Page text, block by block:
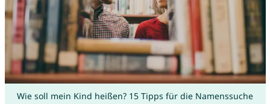
Wie soll mein Kind heißen? 15 Tipps für die Namenssuche